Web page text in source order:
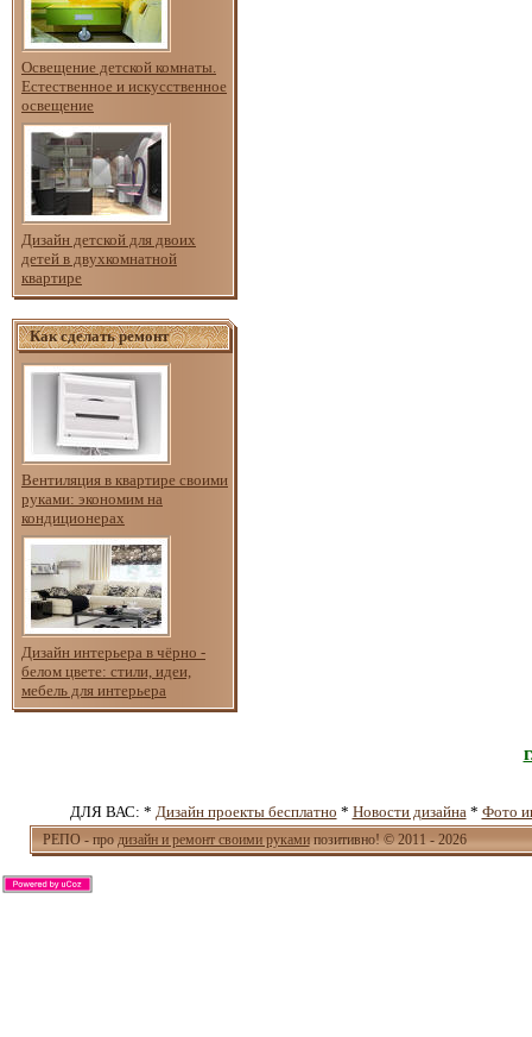
Освещение детской комнаты.
Естественное и искусственное
освещение
Дизайн детской для двоих
детей в двухкомнатной
квартире
Как сделать ремонт
Вентиляция в квартире своими
руками: экономим на
кондиционерах
Дизайн интерьера в чёрно -
белом цвете: стили, идеи,
мебель для интерьера
ДЛЯ ВАС: * Дизайн проекты бесплатно * Новости дизайна* Фото
РЕПО - продизайн и ремонт своими рукамипозитивно! © 2011 - 2026